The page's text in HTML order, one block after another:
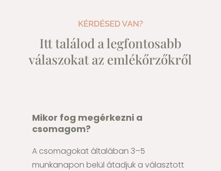
KÉRDÉSED VAN?
Itt találod a legfontosabb
válaszokat az emlékőrzőkről
Mikor fog megérkezni a
csomagom?
A csomagokat általában 3–5
munkanapon belül átadjuk a választott